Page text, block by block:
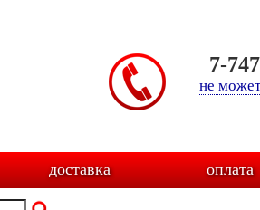
7-
не
доставка оплата